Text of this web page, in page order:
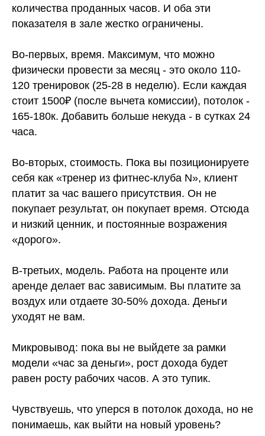
количества проданных часов. И оба эти
показателя в зале жестко ограничены.
Во-первых, время. Максимум, что можно
физически провести за месяц - это около 110-
120 тренировок (25-28 в неделю). Если каждая
стоит 1500₽ (после вычета комиссии), потолок -
165-180к. Добавить больше некуда - в сутках 24
часа.
Во-вторых, стоимость. Пока вы позиционируете
себя как «тренер из фитнес-клуба N», клиент
платит за час вашего присутствия. Он не
покупает результат, он покупает время. Отсюда
и низкий ценник, и постоянные возражения
«дорого».
В-третьих, модель. Работа на проценте или
аренде делает вас зависимым. Вы платите за
воздух или отдаете 30-50% дохода. Деньги
уходят не вам.
Микровывод: пока вы не выйдете за рамки
модели «час за деньги», рост дохода будет
равен росту рабочих часов. А это тупик.
Чувствуешь, что уперся в потолок дохода, но не
понимаешь, как выйти на новый уровень?